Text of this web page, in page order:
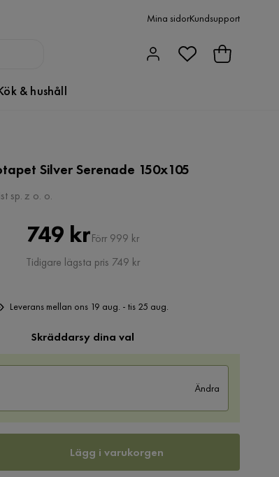
Mina sidorKundsupport
& hushåll
Silver Serenade 150x105
sp. z o. o.
Pris
749 krOriginal
Pris
Förr 999 kr
Tidigare lägsta pris 749 kr
Leverans mellan ons 19 aug. - tis 25 aug.
Skräddarsy dina val
Ändra
Lägg i varukorgen